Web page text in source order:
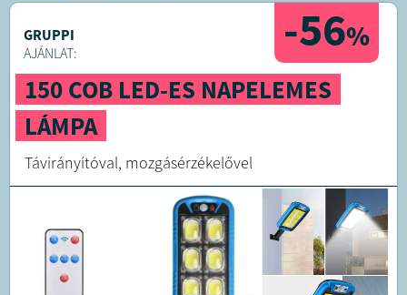
-56%
GRUPPI
AJÁNLAT:
150 COB LED-ES NAPELEMES
LÁMPA
Távirányítóval, mozgásérzékelővel